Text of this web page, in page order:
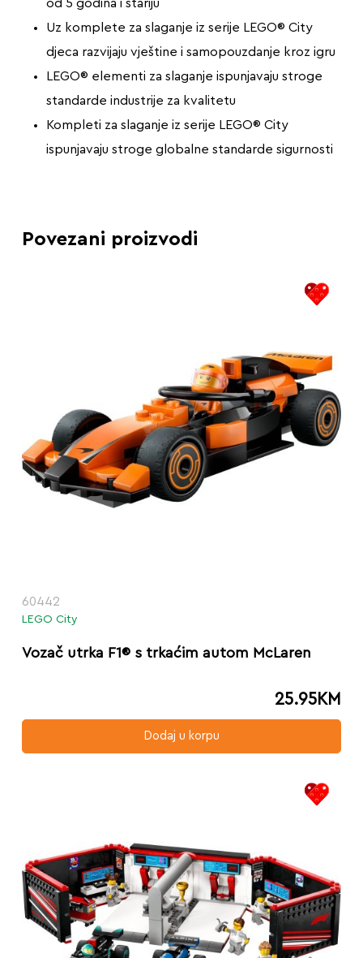
od 5 godina i stariju
Uz komplete za slaganje iz serije LEGO® City
djeca razvijaju vještine i samopouzdanje kroz igru
LEGO® elementi za slaganje ispunjavaju stroge
standarde industrije za kvalitetu
Kompleti za slaganje iz serije LEGO® City
ispunjavaju stroge globalne standarde sigurnosti
Povezani proizvodi
60442
LEGO City
Vozač utrka F1® s trkaćim autom McLaren
25.95KM
Dodaj u korpu